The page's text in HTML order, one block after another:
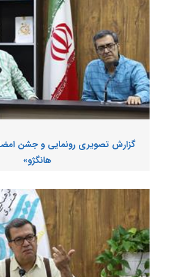
گزارش تصویری رونمایی و جشن
هانگژو»